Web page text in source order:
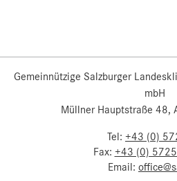
Gemeinnützige Salzburger
mbH
Müllner Hauptstraße 48,
Tel: +43 (0)
Fax: +43 (0)
Email: